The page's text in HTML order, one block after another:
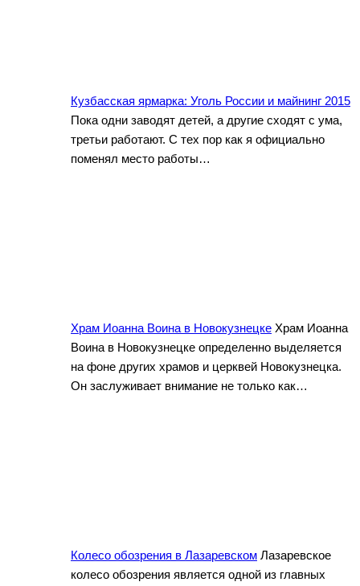
Кузбасская ярмарка: Уголь России и майнинг 2015
Пока одни заводят детей, а другие сходят с ума,
третьи работают. С тех пор как я официально
поменял место работы…
Храм Иоанна Воина в Новокузнецке Храм Иоанна
Воина в Новокузнецке определенно выделяется
на фоне других храмов и церквей Новокузнецка.
Он заслуживает внимание не только как…
Колесо обозрения в Лазаревском Лазаревское
колесо обозрения является одной из главных